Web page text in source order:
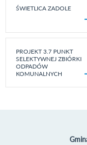
ŚWIETLICA ZADOLE
PROJEKT 3.7 PUNKT
SELEKTYWNEJ ZBIÓRKI
ODPADÓW
KOMUNALNYCH